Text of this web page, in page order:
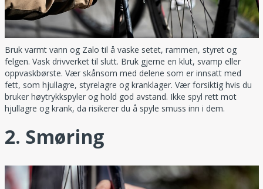
Bruk varmt vann og Zalo til å vaske setet, rammen, styret og
felgen. Vask drivverket til slutt. Bruk gjerne en klut, svamp eller
oppvaskbørste. Vær skånsom med delene som er innsatt med
fett, som hjullagre, styrelagre og kranklager. Vær forsiktig hvis du
bruker høytrykkspyler og hold god avstand. Ikke spyl rett mot
hjullagre og krank, da risikerer du å spyle smuss inn i dem.
2. Smøring